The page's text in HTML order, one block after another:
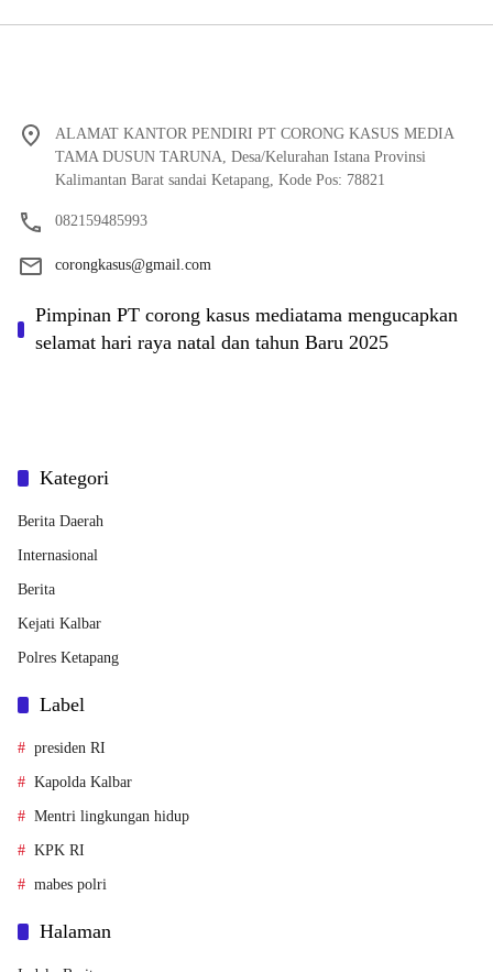
ALAMAT KANTOR PENDIRI PT CORONG KASUS MEDIA
TAMA DUSUN TARUNA, Desa/Kelurahan Istana Provinsi
Kalimantan Barat sandai Ketapang, Kode Pos: 78821
082159485993
corongkasus@gmail.com
Pimpinan PT corong kasus mediatama mengucapkan
selamat hari raya natal dan tahun Baru 2025
Kategori
Berita Daerah
Internasional
Berita
Kejati Kalbar
Polres Ketapang
Label
presiden RI
Kapolda Kalbar
Mentri lingkungan hidup
KPK RI
mabes polri
Halaman